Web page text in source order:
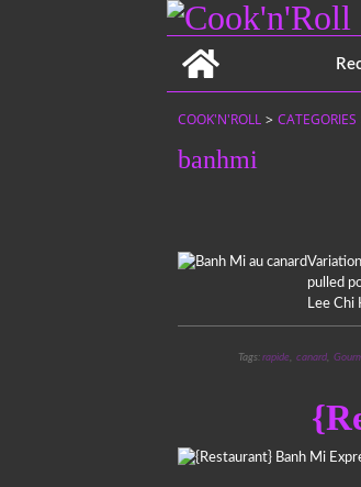
COOK'N'ROLL > CATEGORIES
banhmi
pulled
Lee Chi
Tags: rapide, canard,